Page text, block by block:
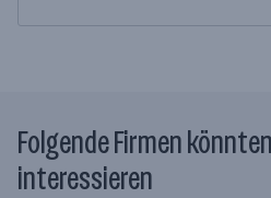
Folgende Firmen
interessieren